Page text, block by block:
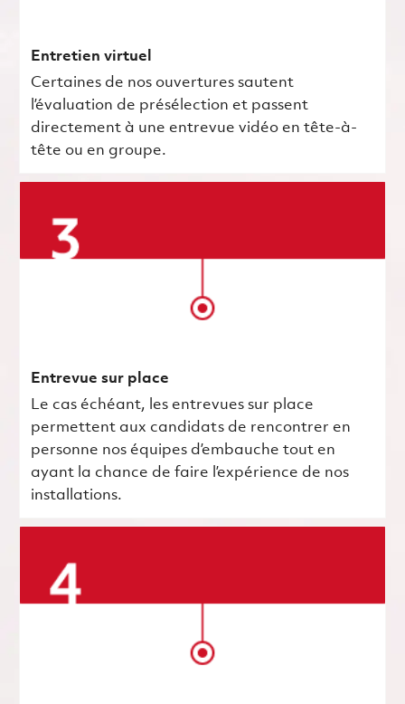
Entretien virtuel
Certaines de nos ouvertures sautent
l’évaluation de présélection et passent
directement à une entrevue vidéo en tête-à-
tête ou en groupe.
Entrevue sur place
Le cas échéant, les entrevues sur place
permettent aux candidats de rencontrer en
personne nos équipes d’embauche tout en
ayant la chance de faire l’expérience de nos
installations.